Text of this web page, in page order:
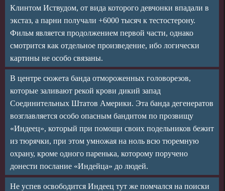
Клинтом Иствудом, от вида которого девчонки впадали в
экстаз, а парни получали +6000 тысяч к тестостерону.
Фильм является продолжением первой части, однако
смотрится как отдельное произведение, ибо логически
картины не особо связаны.
В центре сюжета банда отмороженных головорезов,
которые заливают рекой крови дикий запад
Соединительных Штатов Америки. Эта банда дегенератов
возглавляется особо опасным бандитом по прозвищу
«Индеец», который при помощи своих подельников бежит
из тюрячки, при этом умножая на ноль всю тюремную
охрану, кроме одного паренька, которому поручено
донести послание «Индейца» до людей.
Не успев освободится Индеец тут же помчался на поиски